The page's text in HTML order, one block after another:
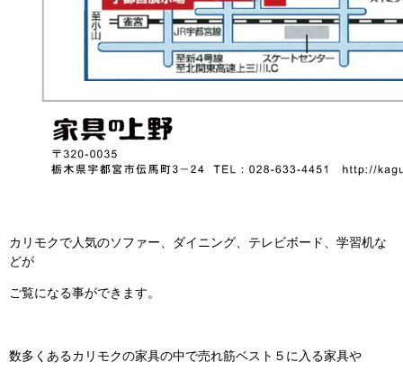
カリモクで人気のソファー、ダイニング、テレビボード、学習机な
どが
ご覧になる事ができます。
数多くあるカリモクの家具の中で売れ筋ベスト５に入る家具や